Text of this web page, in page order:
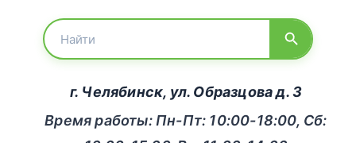
г. Челябинск, ул. Образцова д. 3
Время работы: Пн-Пт: 10:00-18:00, Сб: